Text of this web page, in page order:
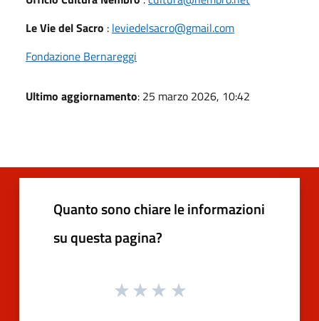
Le Vie del Sacro : leviedelsacro@gmail.com
Fondazione Bernareggi
Ultimo aggiornamento: 25 marzo 2026, 10:42
Quanto sono chiare le informazioni
su questa pagina?